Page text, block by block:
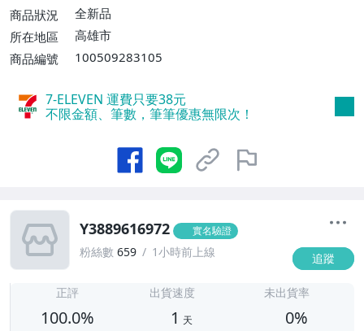
付款【單件運費$60、滿50件或消費滿$30
0000免運費】、郵局掛號【單件運費$50、
商品狀況
全新品
所在地區
高雄市
商品編號
100509283105
7-ELEVEN 運費只要38元
不限金額、筆數，筆筆優惠無限次！
Y3889616972 實名驗證
粉絲數 659 1小時前上線 追蹤
正評
100.0%
出貨速度
1 天
未出貨率
0%